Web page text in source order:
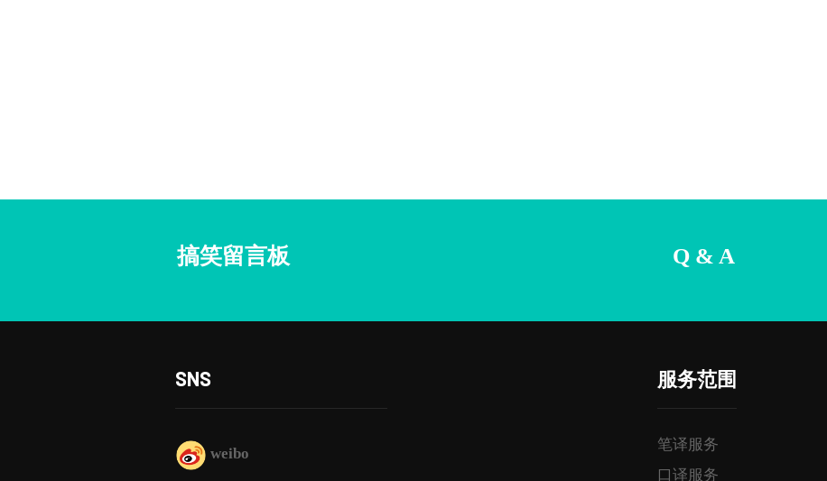
搞笑留言板 Q & A
SNS
weibo
服务范围
笔译服务
口译服务